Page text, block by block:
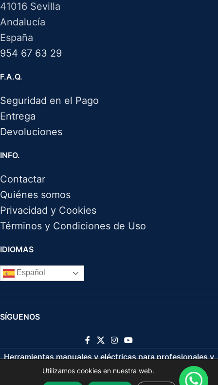
41016 Sevilla
Andalucía
España
954 67 63 29
F.A.Q.
Seguridad en el Pago
Entrega
Devoluciones
INFO.
Contactar
Quiénes somos
Privacidad y Cookies
Términos y Condiciones de Uso
IDIOMAS
Español
SÍGUENOS
Herramientas manuales y eléctricas para profesionales y
bricolaje 2021
Utilizamos cookies en nuestra web.